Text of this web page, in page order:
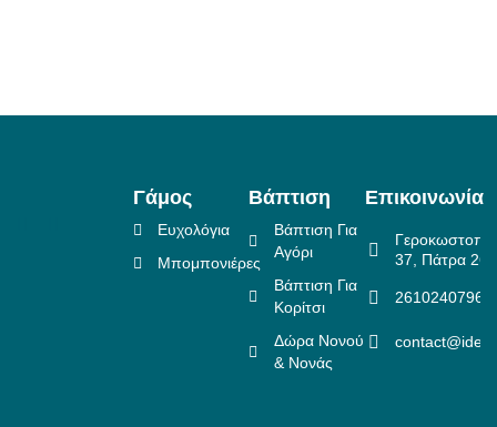
Γάμος
Ευχολόγια
Μπομπονιέρες
Βάπτιση
Βάπτιση Για
Αγόρι
Βάπτιση Για
Κορίτσι
Δώρα Νονού
& Νονάς
Επικοινωνία
37, Πάτρα
2610240796